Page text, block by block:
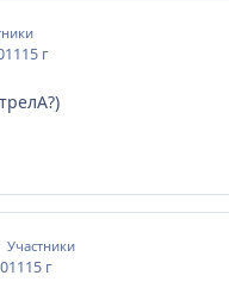
15 г
Участники
15 г